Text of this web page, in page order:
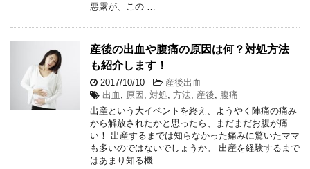
悪露が、この …
産後の出血や腹痛の原因は何？対処方法
も紹介します！
2017/10/10 -産後出血
出血
原因 対処 方法 産後
腹痛
出産という大イベントを終え、ようやく陣痛の痛み
から解放されたかと思ったら、まだまだお腹が痛
い！ 出産するまでは知らなかった痛みに驚いたママ
も多いのではないでしょうか。 出産を経験するまで
はあまり知る機 …